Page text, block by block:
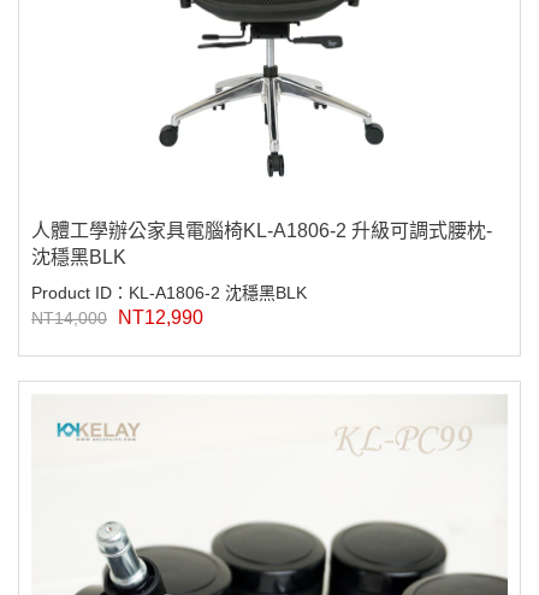
人體工學辦公家具電腦椅KL-A1806-2 升級可調式腰枕-
沈穩黑BLK
Product ID：KL-A1806-2 沈穩黑BLK
NT14,000
NT12,990